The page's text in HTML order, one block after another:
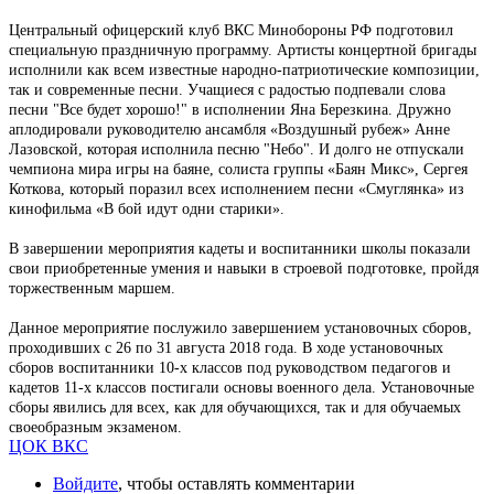
Центральный офицерский клуб ВКС Минобороны РФ подготовил
специальную праздничную программу. Артисты концертной бригады
исполнили как всем известные народно-патриотические композиции,
так и современные песни. Учащиеся с радостью подпевали слова
песни "Все будет хорошо!" в исполнении Яна Березкина. Дружно
аплодировали руководителю ансамбля «Воздушный рубеж» Анне
Лазовской, которая исполнила песню "Небо". И долго не отпускали
чемпиона мира игры на баяне, солиста группы «Баян Микс», Сергея
Коткова, который поразил всех исполнением песни «Смуглянка» из
кинофильма «В бой идут одни старики».
В завершении мероприятия кадеты и воспитанники школы показали
свои приобретенные умения и навыки в строевой подготовке, пройдя
торжественным маршем.
Данное мероприятие послужило завершением установочных сборов,
проходивших с 26 по 31 августа 2018 года. В ходе установочных
сборов воспитанники 10-х классов под руководством педагогов и
кадетов 11-х классов постигали основы военного дела. Установочные
сборы явились для всех, как для обучающихся, так и для обучаемых
своеобразным экзаменом.
ЦОК ВКС
Войдите, чтобы оставлять комментарии